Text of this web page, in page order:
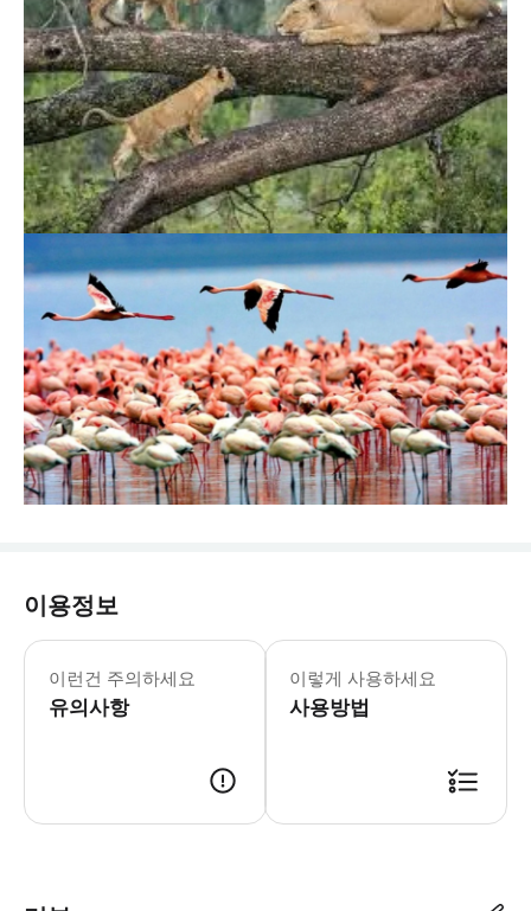
이용정보
이런건 주의하세요
유의사항
▶마냐라 호수 1일 어드벤처 - 이용요
▶레이크 마냐라 국립공원 프라이빗
이렇게 사용하세요
사용방법